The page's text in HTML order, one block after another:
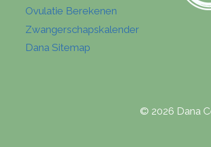
Ovulatie Berekenen
Zwangerschapskalender
Dana Sitemap
© 2026 Dana